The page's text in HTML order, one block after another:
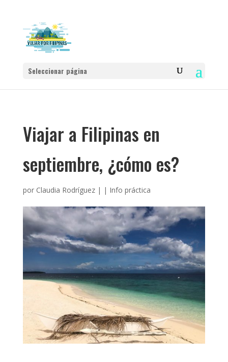
Seleccionar página
Viajar a Filipinas en
septiembre, ¿cómo es?
por Claudia Rodríguez| | Info práctica